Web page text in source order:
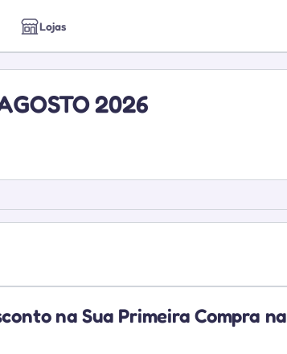
Lojas
2026
na Sua Primeira Compra na